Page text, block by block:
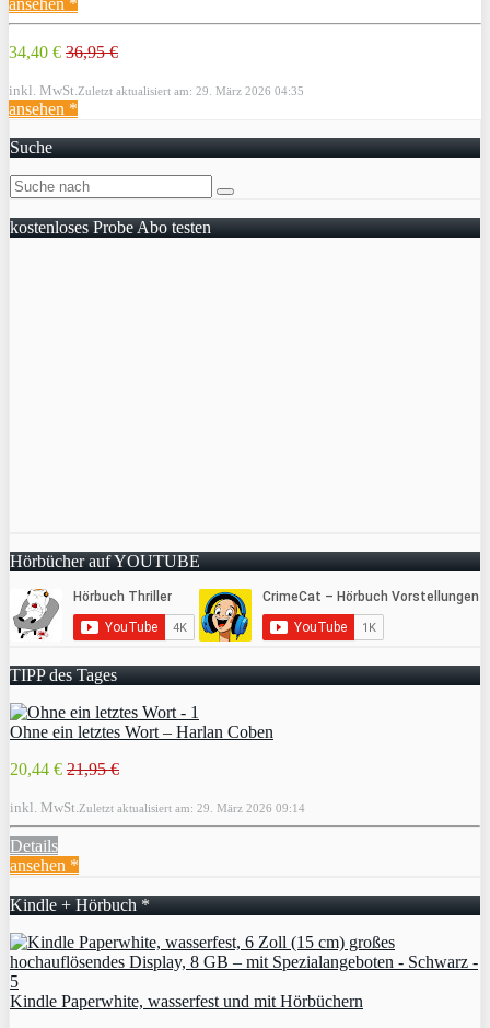
34,40 € 36,95 €
inkl. MwSt. Zuletzt aktualisiert am: 29. März 2026 04:35
ansehen *
Suche
kostenloses Probe Abo testen
Hörbücher auf YOUTUBE
TIPP des Tages
Ohne ein letztes Wort – Harlan Coben
20,44 € 21,95 €
inkl. MwSt. Zuletzt aktualisiert am: 29. März 2026 09:14
Details
ansehen *
Kindle + Hörbuch *
Kindle Paperwhite, wasserfest und mit Hörbüchern